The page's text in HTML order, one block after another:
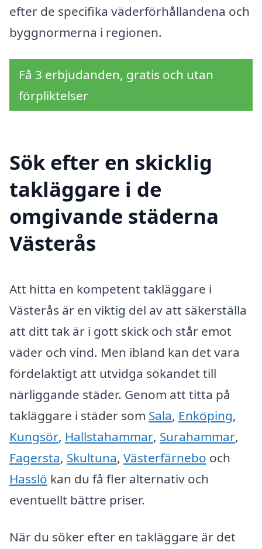
efter de specifika väderförhållandena och
byggnormerna i regionen.
Få 3 erbjudanden, gratis och utan
förpliktelser
Sök efter en skicklig
takläggare i de
omgivande städerna
Västerås
Att hitta en kompetent takläggare i
Västerås är en viktig del av att säkerställa
att ditt tak är i gott skick och står emot
väder och vind. Men ibland kan det vara
fördelaktigt att utvidga sökandet till
närliggande städer. Genom att titta på
takläggare i städer som Sala, Enköping,
Kungsör, Hallstahammar, Surahammar,
Fagersta, Skultuna, Västerfärnebo och
Hasslö kan du få fler alternativ och
eventuellt bättre priser.
När du söker efter en takläggare är det